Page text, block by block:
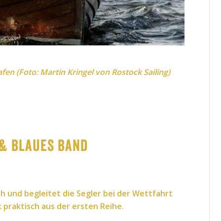
(Foto: Martin Kringel vonRostock Sailing)
Blaues Band
und begleitet die Segler bei der Wettfahrt
aus der ersten Reihe.